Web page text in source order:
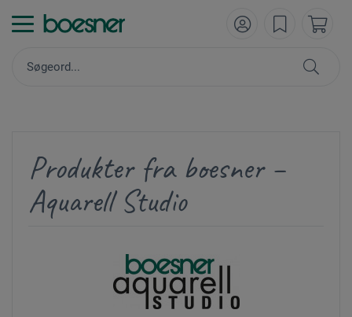
Produkter fra boesner –
Aquarell Studio